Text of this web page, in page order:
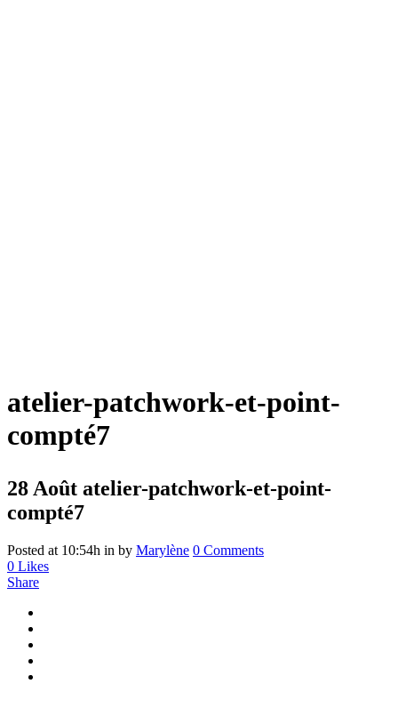
atelier-patchwork-et-point-
compté7
28 Août atelier-patchwork-et-point-
compté7
Posted at 10:54h in by Marylène 0 Comments
0 Likes
Share